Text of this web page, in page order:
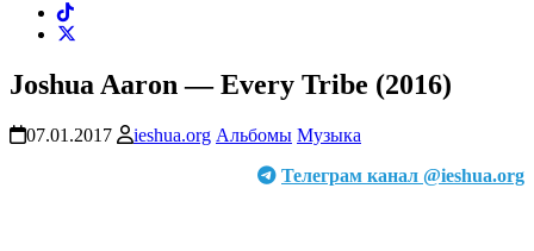
Joshua Aaron — Every Tribe (2016)
07.01.2017 ieshua.org Альбомы Музыка
Телеграм канал @ieshua.org